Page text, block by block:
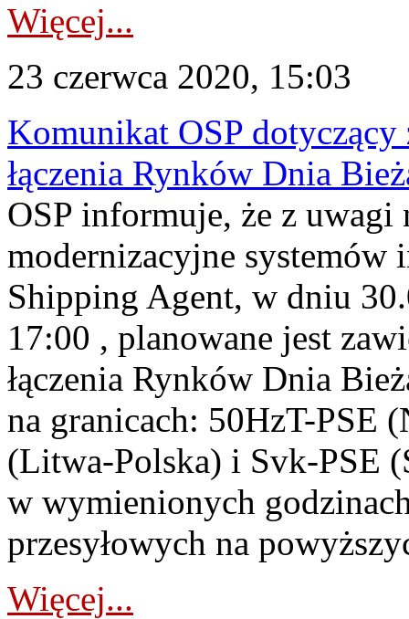
Więcej...
23 czerwca 2020, 15:03
Komunikat OSP dotyczący
łączenia Rynków Dnia
OSP informuje, że z uwagi
modernizacyjne
Shipping Agent, w dniu
17:00 , planowane jest
łączenia Rynków Dnia
na granicach: 50HzT-PSE
(Litwa-Polska) i Svk-PSE
w wymienionych
przesyłowych na
Więcej...